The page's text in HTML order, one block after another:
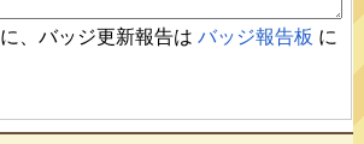
に、バッジ更新報告はバッジ報告板 に